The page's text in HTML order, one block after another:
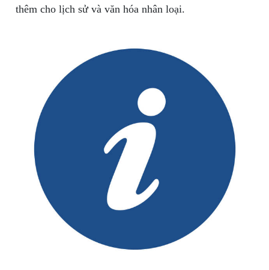
thêm cho lịch sử và văn hóa nhân loại.